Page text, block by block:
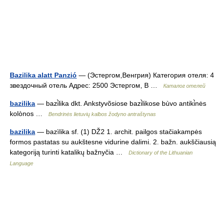
Bazilika alatt Panzió — (Эстергом,Венгрия) Категория отеля: 4
звездочный отель Адрес: 2500 Эстергом, B …
Каталог отелей
bazilika — bazi̇̀lika dkt. Ankstyvõsiose bazi̇̀likose bùvo antiki̇̀nės
kolònos …
Bendrinės lietuvių kalbos žodyno antraštynas
bazilika — bazìlika sf. (1) DŽ2 1. archit. pailgos stačiakampės
formos pastatas su aukštesne vidurine dalimi. 2. bažn. aukščiausią
kategoriją turinti katalikų bažnyčia …
Dictionary of the Lithuanian
Language